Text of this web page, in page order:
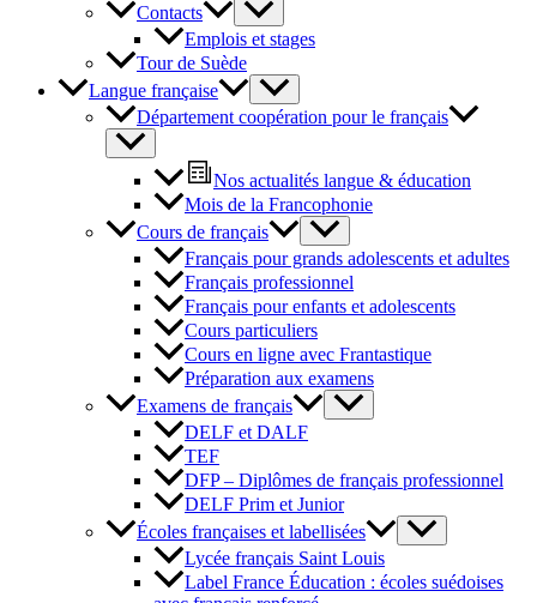
Contacts
Emplois et stages
Tour de Suède
Langue française
Département coopération pour le français
Nos actualités langue & éducation
Mois de la Francophonie
Cours de français
Français pour grands adolescents et adultes
Français professionnel
Français pour enfants et adolescents
Cours particuliers
Cours en ligne avec Frantastique
Préparation aux examens
Examens de français
DELF et DALF
TEF
DFP – Diplômes de français professionnel
DELF Prim et Junior
Écoles françaises et labellisées
Lycée français Saint Louis
Label France Éducation : écoles suédoises